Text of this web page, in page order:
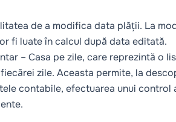
de a modifica data plății. La
fi luate în calcul după data editată.
– Casa pe zile, care reprezintă o
zile. Aceasta permite, la
contabile, efectuarea unui control